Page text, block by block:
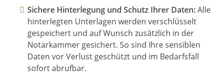
Sichere Hinterlegung und Schutz Ihrer Daten:Alle
hinterlegten Unterlagen werden verschlüsselt
gespeichert und auf Wunsch zusätzlich in der
Notarkammer gesichert. So sind Ihre sensiblen
Daten vor Verlust geschützt und im Bedarfsfall
sofort abrufbar.